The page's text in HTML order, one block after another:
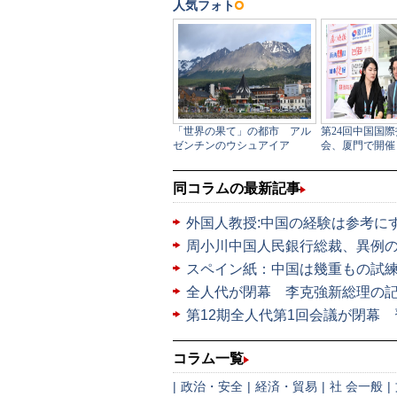
同コラムの最新記事
外国人教授:中国の経験は参考に
周小川中国人民銀行総裁、異例
スペイン紙：中国は幾重もの試
全人代が閉幕 李克強新総理の
第12期全人代第1回会議が閉幕
コラム一覧
| 政治・安全 | 経済・貿易 | 社 会一般 |